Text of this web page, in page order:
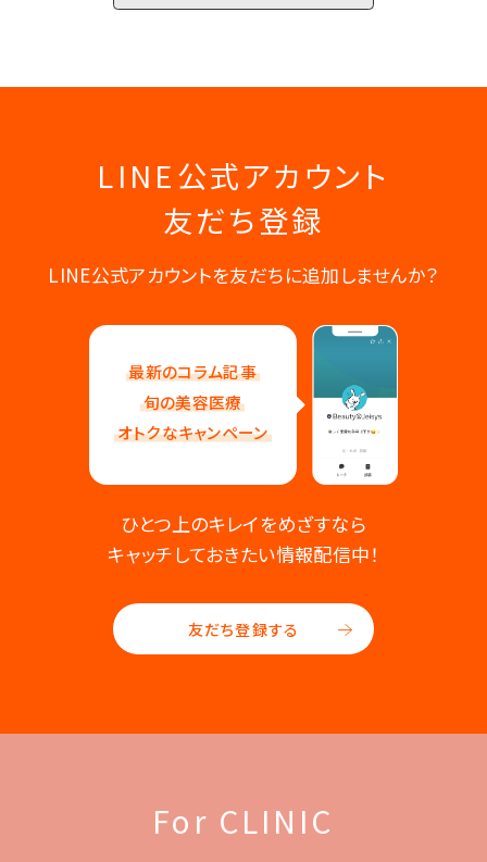
LINE公式アカウント
友だち登録
LINE公式アカウントを友だちに追加しませんか？
最新のコラム記事
旬の美容医療
オトクなキャンペーン
ひとつ上のキレイをめざすなら
キャッチしておきたい情報配信中！
友だち登録する
For CLINIC